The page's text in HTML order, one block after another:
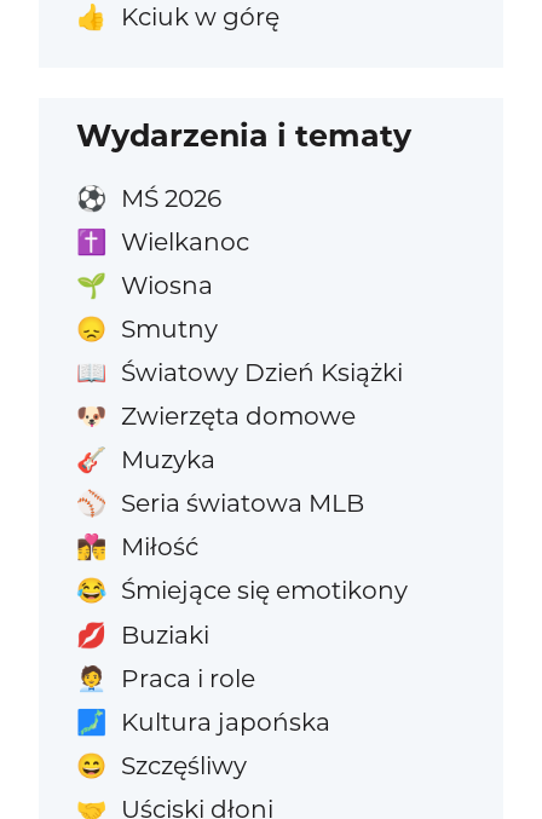
👍 Kciuk w górę
Wydarzenia i tematy
⚽ MŚ 2026
✝️ Wielkanoc
🌱 Wiosna
😞 Smutny
📖 Światowy Dzień Książki
🐶 Zwierzęta domowe
🎸 Muzyka
⚾ Seria światowa MLB
👩‍❤️‍💋‍👨 Miłość
😂 Śmiejące się emotikony
💋 Buziaki
🧑‍💼 Praca i role
🗾 Kultura japońska
😄 Szczęśliwy
🤝 Uściski dłoni